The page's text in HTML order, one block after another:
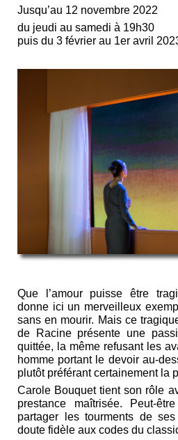
Jusqu’au 12 novembre 2022
du jeudi au samedi à 19h30
puis du 3 février au 1er avril
Que l’amour puisse être
donne ici un merveilleux
sans en mourir. Mais ce
de Racine présente une
quittée, la même refusant les
homme portant le devoir au-
plutôt préférant certainement la
Carole Bouquet tient son rôle
prestance maîtrisée. Peut-
partager les tourments de
doute fidèle aux codes du